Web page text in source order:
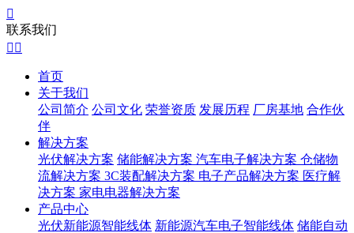

联系我们
 
首页
关于我们
公司简介 公司文化 荣誉资质 发展历程 厂房基地 合作伙
伴
解决方案
光伏解决方案 储能解决方案 汽车电子解决方案 仓储物
流解决方案 3C装配解决方案 电子产品解决方案 医疗解
决方案 家电电器解决方案
产品中心
光伏新能源智能线体 新能源汽车电子智能线体 储能自动